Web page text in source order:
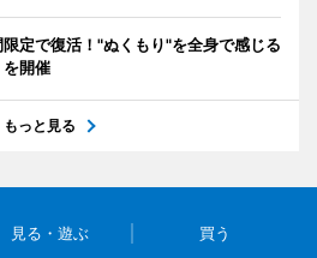
定で復活！"ぬくもり"を全身で感じる
を開催
もっと見る
見る・遊ぶ 買う